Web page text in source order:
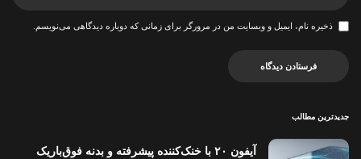
ذخیره نام، ایمیل و وبسایت من در مرورگر برای زمانی که دوباره دیدگاهی می‌نویسم.
جدیدترین مطالب
آیفون ۲۰ با خنک‌کننده پیشرفته و بدنه فوق‌باریک